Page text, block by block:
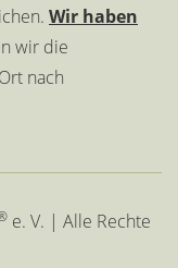
Wir haben
wir die
nach
e. V. | Alle Rechte